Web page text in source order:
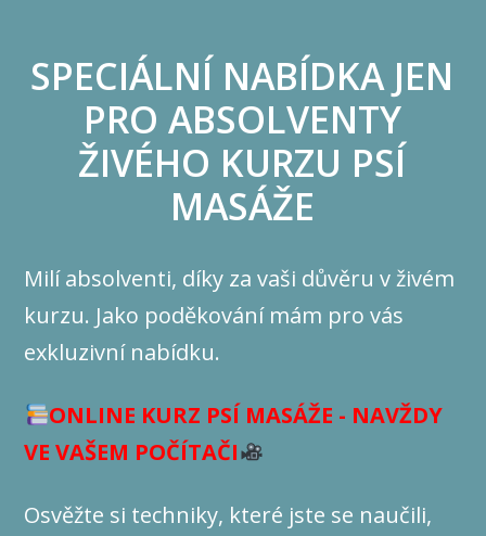
SPECIÁLNÍ NABÍDKA JEN
PRO ABSOLVENTY
ŽIVÉHO KURZU PSÍ
MASÁŽE
Milí absolventi, díky za vaši důvěru v živém
kurzu. Jako poděkování mám pro vás
exkluzivní nabídku.
ONLINE KURZ PSÍ MASÁŽE - NAVŽDY
VE VAŠEM POČÍTAČI
Osvěžte si techniky, které jste se naučili,